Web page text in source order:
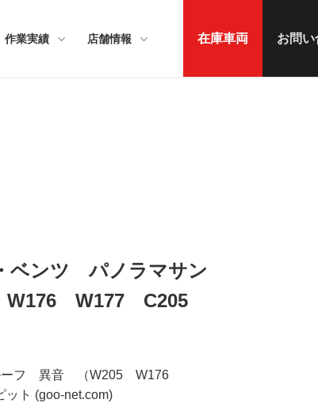
作業実績 店舗情報 在庫車両 お問
ベンツ パノラマサン
W177 C205
ーフ 異音 （W205 W176
ト (goo-net.com)